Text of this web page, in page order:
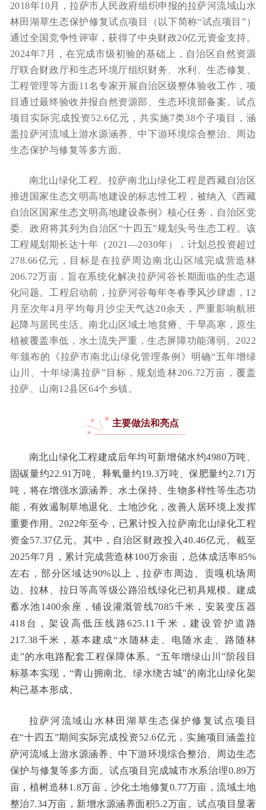
2018年10月，拉萨市人民政府组织申报的拉萨河流域山水
林田湖草生态保护修复试点项目（以下简称“试点项目”）
通过全国竞争性评审，获得了中央财政20亿元资金支持。
2024年7月，在完成市级初验的基础上，自治区自然资源
厅联合财政厅和生态环境厅组织财务、水利、生态修复、
工程管理等方面11名专家开展自治区级整体验收工作，项
目通过最终验收并报自然资源部、生态环境部备案。试点
项目实际完成投资52.6亿元，共实施7类38个子项目，涵
盖拉萨河流域上游水源涵养、中下游环境综合整治、周边
生态保护与修复等多方面。
南北山绿化工程。拉萨南北山绿化工程是西藏自治区
推进国家生态文明高地建设的标志性工程，被纳入《西藏
自治区国家生态文明高地建设条例》核心任务，自治区党
委、政府将其列为自治区“十四五”规划头号生态工程。该
工程规划期长达十年（2021—2030年），计划总投资超过
278.66亿元，目标是在拉萨周边南北山区域完成营造林
206.72万亩，旨在系统化解决拉萨河谷长期面临的生态退
化问题。工程启动前，拉萨河谷每年冬春季风沙肆虐，12
月至次年4月平均每月沙尘天气达20余天，严重影响航班
起降与居民生活。南北山区域土地贫瘠、干旱高寒，原生
植被覆盖率低，水土流失严重，生态屏障功能薄弱。2022
年颁布的《拉萨市南北山绿化管理条例》明确“五年增绿
山川、十年绿满拉萨”目标，规划造林206.72万亩，覆盖
拉萨、山南12县区64个乡镇。
主要做法和亮点
南北山绿化工程建成后年均可新增储水约4980万吨、
固碳量约22.91万吨、释氧量约19.3万吨、保肥量约2.71万
吨，将在增强水源涵养、水土保持、生物多样性等生态功
能，有效遏制草地退化、土地沙化，改善人居环境上发挥
重要作用。2022年至今，已累计投入拉萨南北山绿化工程
资金57.37亿元。其中，自治区财政投入40.46亿元。截至
2025年7月，累计完成营造林100万余亩，总体成活率85%
左右，部分区域达90%以上，拉萨市周边、贡嘎机场周
边、拉林、拉日等高等级公路沿线绿化已初具规模。建成
蓄水池1400余座，铺设灌溉管线7085千米，安装变压器
418台，架设高低压线路625.11千米，建设管护道路
217.38千米，基本建成“水随林走、电随水走、路随林
走”的水电路配套工程保障体系。“五年增绿山川”阶段目
标基本实现，“青山拥南北、绿水绕古城”的南北山绿化架
构已基本形成。
拉萨河流域山水林田湖草生态保护修复试点项目
在“十四五”期间实际完成投资52.6亿元，实施项目涵盖拉
萨河流域上游水源涵养、中下游环境综合整治、周边生态
保护与修复等多方面。试点项目完成城市水系治理0.89万
亩，植树造林1.8万亩，沙化土地修复0.77万亩，流域土地
整治7.34万亩，新增水源涵养面积5.2万亩。试点项目显著